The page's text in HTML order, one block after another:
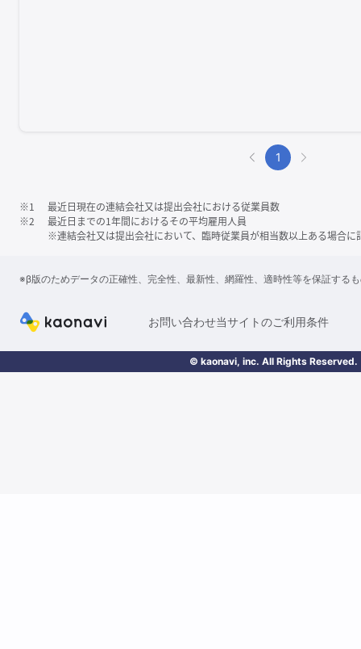
1
※1
最近日現在の連結会社又は提出会社における従業員数
※2
最近日までの1年間におけるその平均雇用人員
※連結会社又は提出会社において、臨時従業員が相当数以上ある場合に
※β版のためデータの正確性、完全性、最新性、網羅性、適時性等を保証する
お問い合わせ当サイトのご利用条件
© kaonavi, inc. All Rights Reserved.